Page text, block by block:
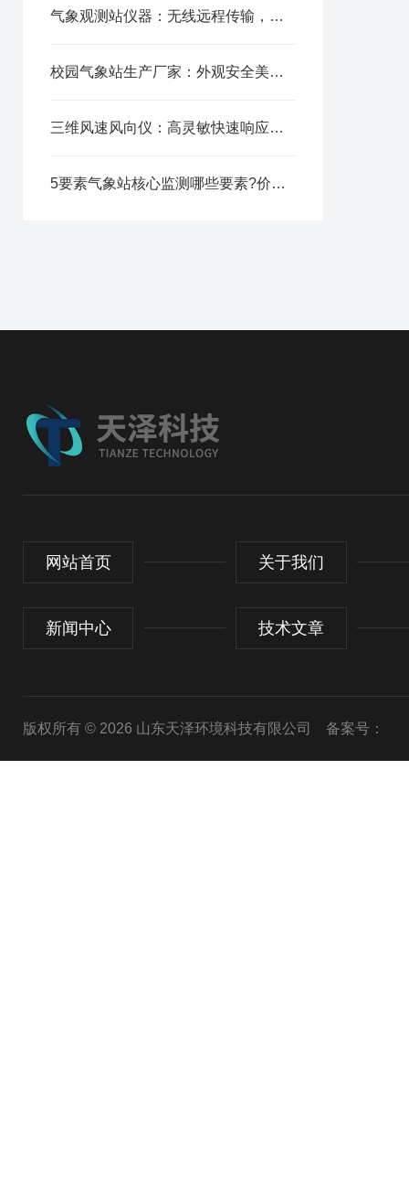
气象观测站仪器：无线远程传输，实时在线查看监测数据报表
校园气象站生产厂家：外观安全美观，适配校园各类场景
三维风速风向仪：高灵敏快速响应，瞬态气流实时采集
5要素气象站核心监测哪些要素?价格受哪些因素影响?
网站首页 关于我们
新闻中心 技术文章
版权所有 © 2026 山东天泽环境科技有限公司 备案号：